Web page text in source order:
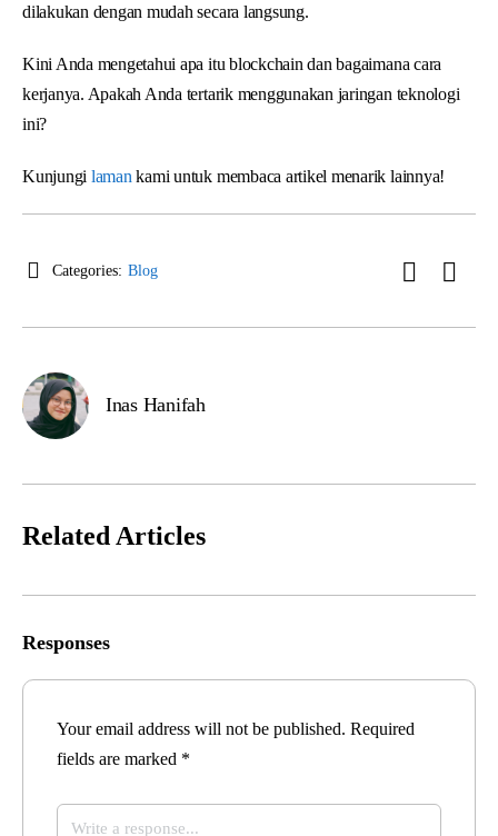
dilakukan dengan mudah secara langsung.
Kini Anda mengetahui apa itu blockchain dan bagaimana cara
kerjanya. Apakah Anda tertarik menggunakan jaringan teknologi
ini?
Kunjungi laman kami untuk membaca artikel menarik lainnya!
Categories: Blog
Inas Hanifah
Related Articles
Responses
Your email address will not be published. Required
fields are marked *